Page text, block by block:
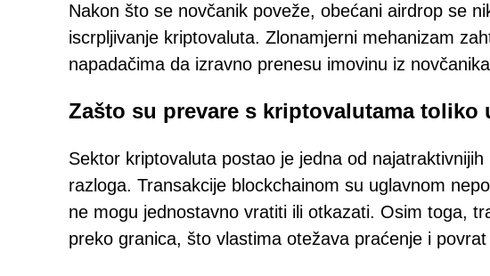
Nakon što se novčanik poveže, obećani airdrop se
iscrpljivanje kriptovaluta. Zlonamjerni mehanizam
napadačima da izravno prenesu imovinu iz
Zašto su prevare s kriptovalutama toliko
Sektor kriptovaluta postao je jedna od
razloga. Transakcije blockchainom su uglavnom
ne mogu jednostavno vratiti ili otkazati. Osim toga,
preko granica, što vlastima otežava praćenje i